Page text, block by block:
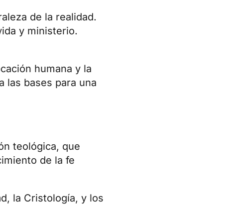
de la realidad.
y ministerio.
humana y la
las bases para una
teológica, que
de la fe
la Cristología, y los